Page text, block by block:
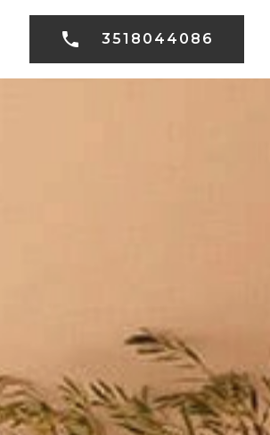
3518044086